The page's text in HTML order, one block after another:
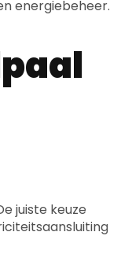
energiebeheer.
juiste keuze